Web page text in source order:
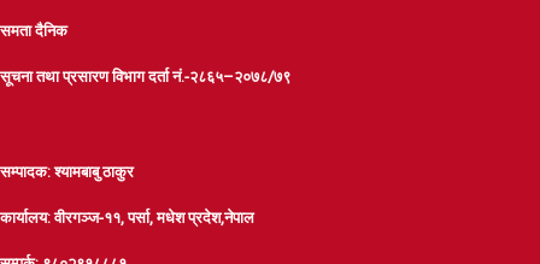
समता दैनिक
सूचना तथा प्रसारण विभाग दर्ता नं.-२८६५–२०७८/७९
सम्पादक: श्यामबाबु ठाकुर
कार्यालय: वीरगञ्ज-११, पर्सा, मधेश प्रदेश,नेपाल